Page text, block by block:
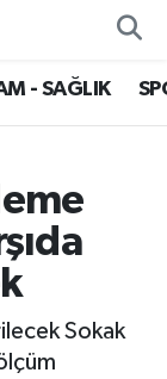
- SAĞLIK
Sokak